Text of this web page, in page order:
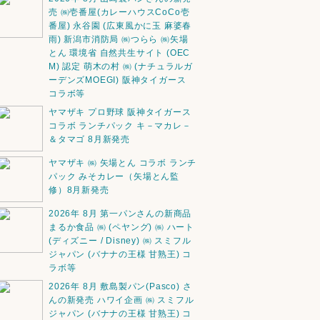
売 ㈱壱番屋(カレーハウスCoCo壱
番屋) 永谷園 (広東風かに玉 麻婆春
雨) 新潟市消防局 ㈱つらら ㈱矢場
とん 環境省 自然共生サイト (OEC
M) 認定 萌木の村 ㈱ (ナチュラルガ
ーデンズMOEGI) 阪神タイガース
コラボ等
ヤマザキ プロ野球 阪神タイガース
コラボ ランチパック キ－マカレ－
＆タマゴ 8月新発売
ヤマザキ ㈱ 矢場とん コラボ ランチ
パック みそカレー（矢場とん監
修）8月新発売
2026年 8月 第一パンさんの新商品
まるか食品 ㈱ (ペヤング) ㈱ ハート
(ディズニー / Disney) ㈱ スミフル
ジャパン (バナナの王様 甘熟王) コ
ラボ等
2026年 8月 敷島製パン(Pasco) さ
んの新発売 ハワイ企画 ㈱ スミフル
ジャパン (バナナの王様 甘熟王) コ